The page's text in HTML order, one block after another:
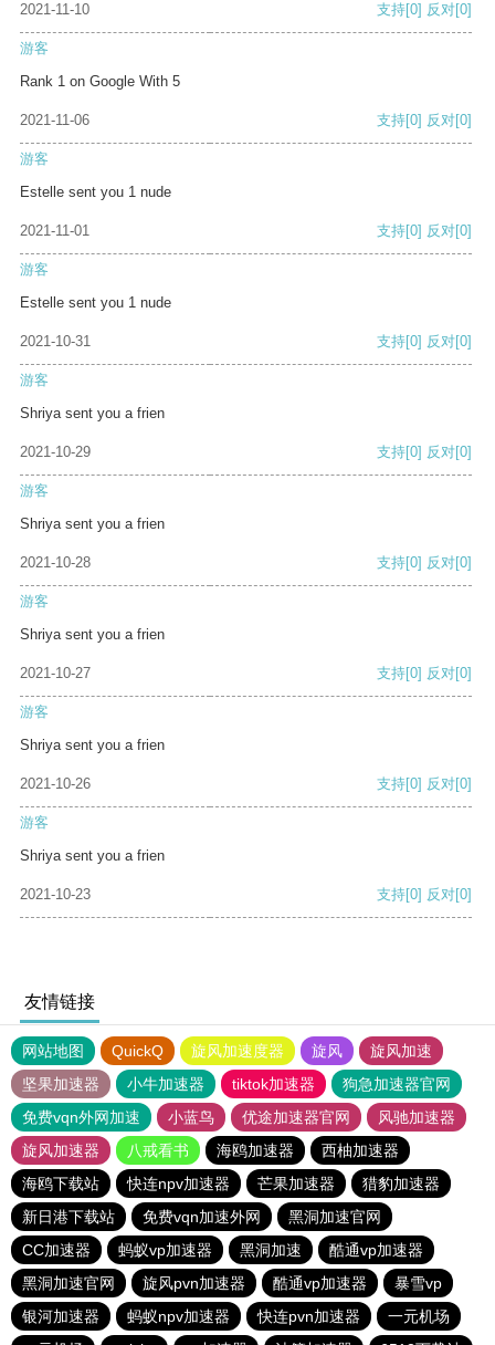
2021-11-10 支持[0] 反对[0]
游客
Rank 1 on Google With 5
2021-11-06 支持[0] 反对[0]
游客
Estelle sent you 1 nude
2021-11-01 支持[0] 反对[0]
游客
Estelle sent you 1 nude
2021-10-31 支持[0] 反对[0]
游客
Shriya sent you a frien
2021-10-29 支持[0] 反对[0]
游客
Shriya sent you a frien
2021-10-28 支持[0] 反对[0]
游客
Shriya sent you a frien
2021-10-27 支持[0] 反对[0]
游客
Shriya sent you a frien
2021-10-26 支持[0] 反对[0]
游客
Shriya sent you a frien
2021-10-23 支持[0] 反对[0]
友情链接
网站地图 QuickQ 旋风加速度器 旋风
旋风加速
坚果加速器
小牛加速器 tiktok加速器
狗急加速器官网
免费vqn外网加速
小蓝鸟 优途加速器官网
风驰加速器
旋风加速器
八戒看书 海鸥加速器
西柚加速器
海鸥下载站
快连npv加速器 芒果加速器
猎豹加速器
新日港下载站
免费vqn加速外网
黑洞加速官网
CC加速器
蚂蚁vp加速器 黑洞加速
酷通vp加速器
黑洞加速官网
旋风pvn加速器 酷通vp加速器
暴雪vp
银河加速器
蚂蚁npv加速器 快连pvn加速器
一元机场